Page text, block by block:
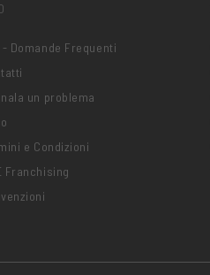
- Domande Frequenti
un problema
e Condizioni
Franchising